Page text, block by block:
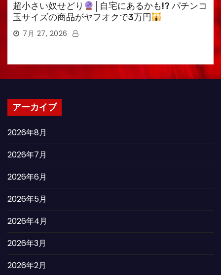
超小さい奴せどり
│自宅にあるかも!? パチンコ
玉サイズの商品がヤフオクで3万円
7月 27, 2026
アーカイブ
2026年8月
2026年7月
2026年6月
2026年5月
2026年4月
2026年3月
2026年2月